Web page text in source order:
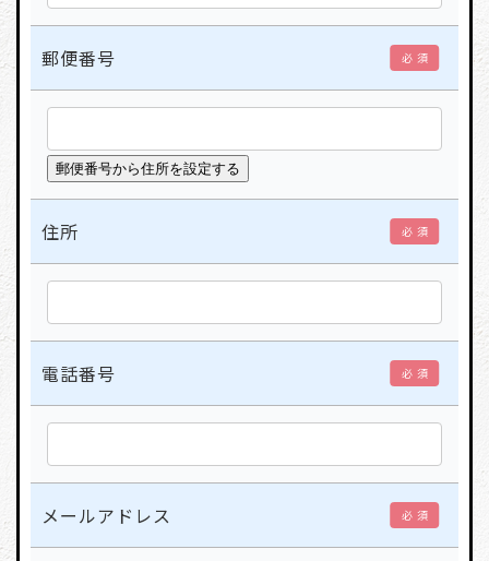
郵便番号 必 須
住所 必 須
電話番号 必 須
メールアドレス 必 須